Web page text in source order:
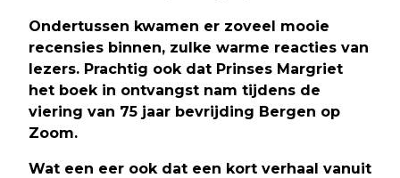
Ondertussen kwamen er zoveel mooie
recensies binnen, zulke warme reacties van
lezers. Prachtig ook dat Prinses Margriet
het boek in ontvangst nam tijdens de
viering van 75 jaar bevrijding Bergen op
Zoom.
Wat een eer ook dat een kort verhaal vanuit